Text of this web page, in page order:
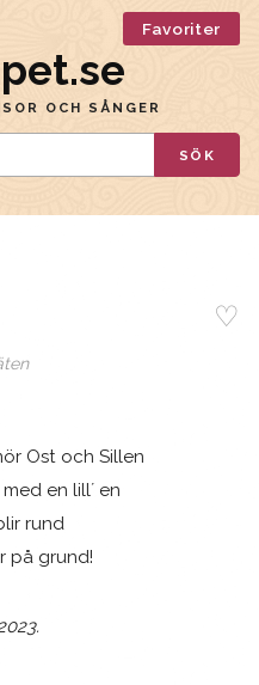
Favoriter
OCH SÅNGER
SÖK
♡
Ost och Sillen
en lill´ en
rund
på grund!